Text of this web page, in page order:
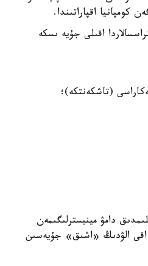
كومپانيا اقپاراتىندا.
اقىلى جۇيە ىسكە
(تاشكەنتكە)؛
دامۋ مينيسترلىگىمەن
اقى الۋدىڭ «اشىق» جۇيەسىن